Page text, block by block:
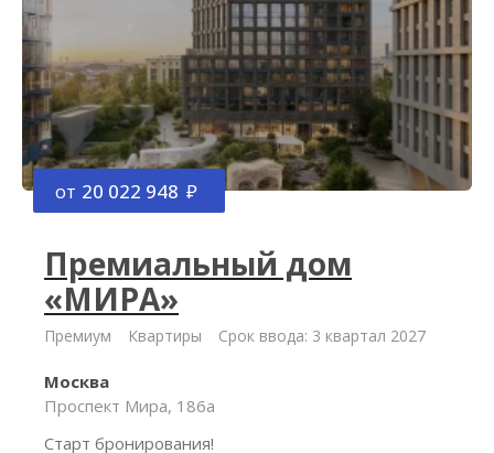
от 20 022 948
Премиальный дом
«МИРА»
Премиум Квартиры Срок ввода: 3 квартал 2027
Москва
Проспект Мира, 186а
Старт бронирования!